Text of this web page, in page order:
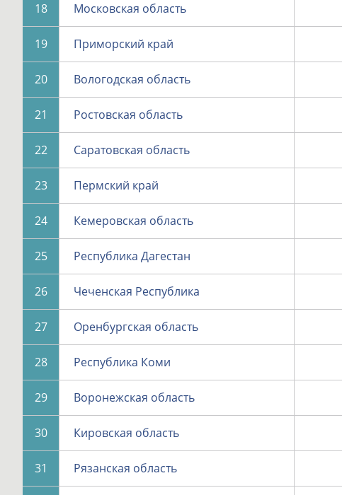
18 Московская область
19 Приморский край
20 Вологодская область
21 Ростовская область
22 Саратовская область
23 Пермский край
24 Кемеровская область
25 Республика Дагестан
26 Чеченская Республика
27 Оренбургская область
28 Республика Коми
29 Воронежская область
30 Кировская область
31 Рязанская область